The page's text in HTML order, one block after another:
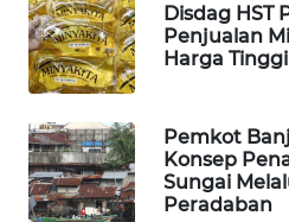
Disdag HST
Penjualan
Harga Tinggi
Pemkot
Konsep
Sungai
Peradaban
PLN
WATCH
LPKKI